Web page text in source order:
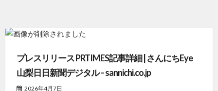
プレスリリース PRTIMES記事詳細 | さんにちEye
山梨日日新聞デジタル – sannichi.co.jp
2026年4月7日